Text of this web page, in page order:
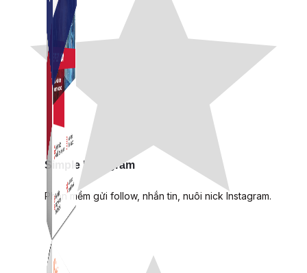
Simple Instagram
Phần mềm gửi follow, nhắn tin, nuôi nick Instagram.